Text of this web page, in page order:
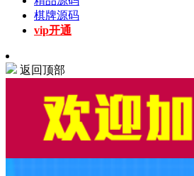
棋牌源码
vip开通
返回顶部